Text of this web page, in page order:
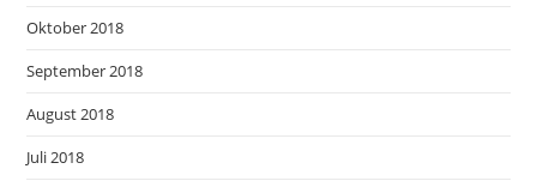
Oktober 2018
September 2018
August 2018
Juli 2018